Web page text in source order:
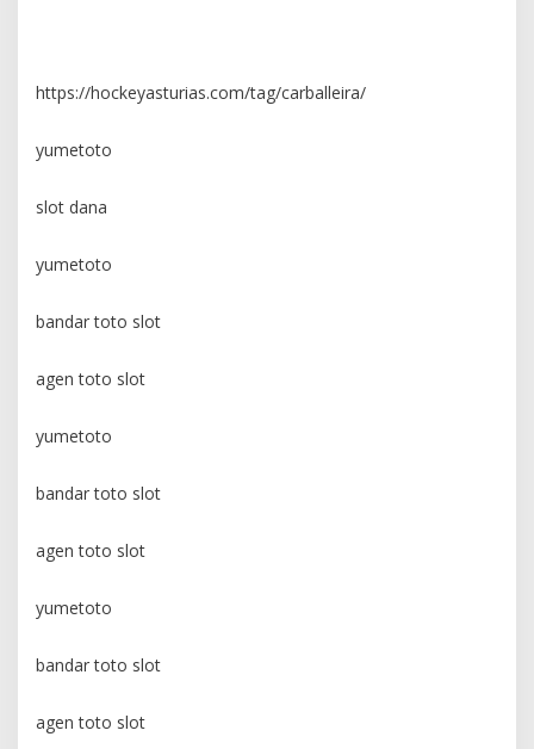
https://hockeyasturias.com/tag/carballeira/
yumetoto
slot dana
yumetoto
bandar toto slot
agen toto slot
yumetoto
bandar toto slot
agen toto slot
yumetoto
bandar toto slot
agen toto slot